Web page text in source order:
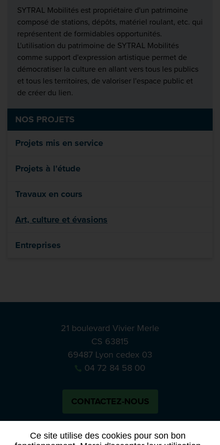
Ce site utilise des cookies pour son bon
SYTRAL Mobilités est propriétaire d'un patrimoine
composé de stations, dépôts, matériel roulant, etc. qui
représentent de formidables opportunités.
L'utilisation du patrimoine de SYTRAL Mobilités
comme support d'expression artistique permet de
démocratiser la culture en allant vers tous les publics
et tous les territoires, de valoriser l'espace public et
de créer du lien.
NOS PROJETS
Projets mis en service
Projets à l'étude
Travaux en cours
Art, culture et évasions
Entreprises
21 boulevard Vivier Merle
CS 63815
69487 Lyon cedex 03
04 72 84 58 00
CONTACTEZ-NOUS
BlueskyNotre